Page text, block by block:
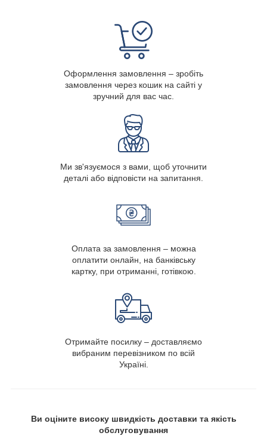
Оформлення замовлення – зробіть
замовлення через кошик на сайті у
зручний для вас час.
Ми зв'язуємося з вами, щоб уточнити
деталі або відповісти на запитання.
Оплата за замовлення – можна
оплатити онлайн, на банківську
картку, при отриманні, готівкою.
Отримайте посилку – доставляємо
вибраним перевізником по всій
Україні.
Ви оціните високу швидкість доставки та якість
обслуговування